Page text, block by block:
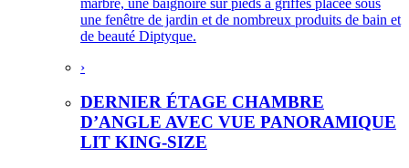
une fenêtre de jardin et de nombreux produits de bain et
de beauté Diptyque.
›
DERNIER ÉTAGE CHAMBRE
D’ANGLE AVEC VUE PANORAMIQUE
LIT KING-SIZE